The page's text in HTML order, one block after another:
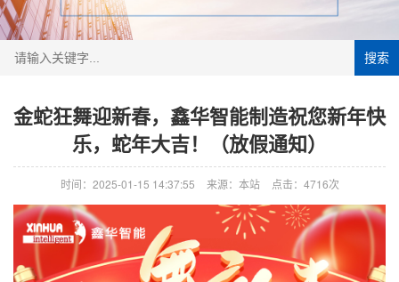
搜索
金蛇狂舞迎新春，鑫华智能制造祝您新年快
乐，蛇年大吉！（放假通知）
时间：2025-01-15 14:37:55 来源：本站 点击：4716次